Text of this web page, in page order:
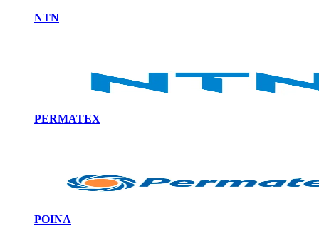
NTN
PERMATEX
POINA